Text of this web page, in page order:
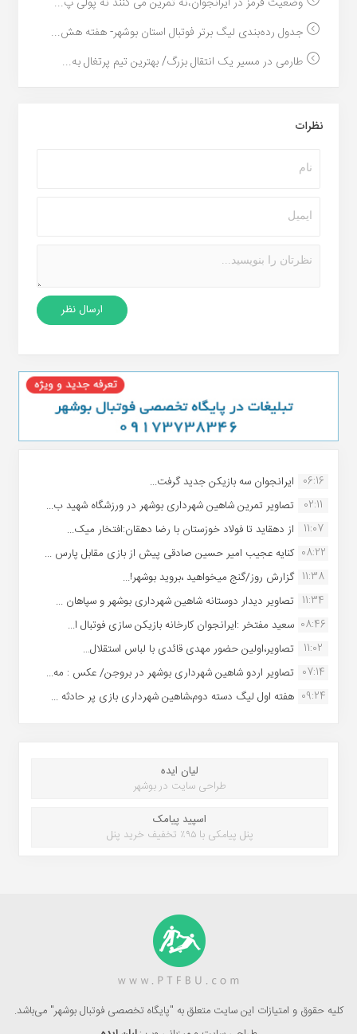
جدول رده‌بندی لیگ برتر فوتبال استان بوشهر- هفته هش...
طارمی در مسیر یک انتقال بزرگ/ بهترین تیم پرتغال به...
نظرات
06:16 ایرانجوان سه بازیکن جدید گرفت...
02:11
تصاویر تمرین شاهین شهردارى بوشهر در ورزشگاه شهید ب...
11:07
از دهقاید تا فولاد خوزستان با رضا دهقان:افتخار میک...
08:22 کنایه عجیب امیر حسین صادقی پیش از بازی مقابل پارس ...
11:38 گزارش روز/گنج میخواهید ،بروید بوشهر!...
11:34 تصاویر دیدار دوستانه شاهین شهردارى بوشهر و سپاهان ...
08:46 سعید مفتخر :ایرانجوان کارخانه بازیکن سازی فوتبال ا...
11:02
تصاویر،اولین حضور مهدی قائدی با لباس استقلال...
07:14 تصاویر اردو شاهین شهرداری بوشهر در بروجن/ عکس : مه...
09:24 هفته اول لیگ دسته دوم،شاهین شهرداری بازی پر حادثه ...
لیان ایده
طراحی سایت در بوشهر
اسپید پیامک
پنل پیامکی با ۹۵٪ تخفیف خرید پنل
کلیه حقوق و امتیازات این سایت متعلق به "پایگاه تخصصی فوتبال بوشهر" می‌باشد.